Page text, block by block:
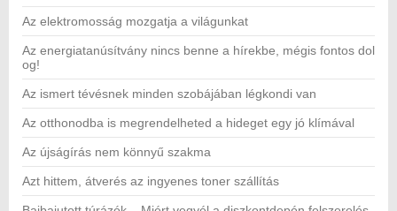
Az elektromosság mozgatja a világunkat
Az energiatanúsítvány nincs benne a hírekbe, mégis fontos dol
og!
Az ismert tévésnek minden szobájában légkondi van
Az otthonodba is megrendelheted a hideget egy jó klímával
Az újságírás nem könnyű szakma
Azt hittem, átverés az ingyenes toner szállítás